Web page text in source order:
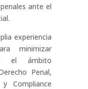
ante el
experiencia
minimizar
el ámbito
Penal,
Compliance